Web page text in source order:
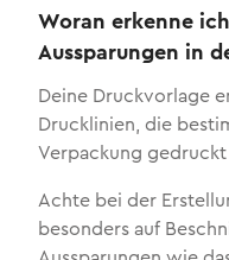
Woran erkenne
Aussparungen in
Deine Druckvorlage
Drucklinien, die
Verpackung
Achte bei der
besonders auf